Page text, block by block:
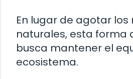
En lugar de agotar los
naturales, esta forma
busca mantener el
ecosistema.